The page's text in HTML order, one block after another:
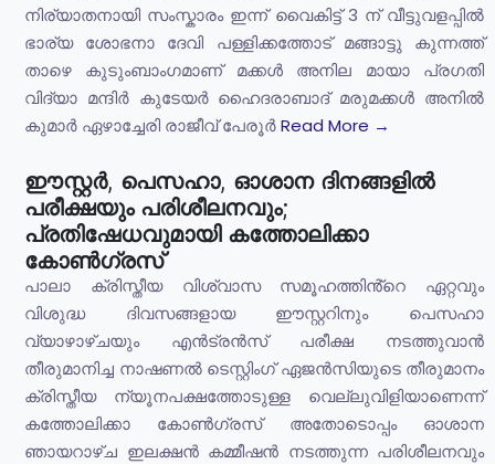
നിര്യാതനായി സംസ്കാരം ഇന്ന് വൈകിട്ട് 3 ന് വീട്ടുവളപ്പിൽ
ഭാര്യ ശോഭനാ ദേവി പള്ളിക്കത്തോട് മങ്ങാട്ടു കുന്നത്ത്
താഴെ കുടുംബാംഗമാണ് മക്കൾ അനില മായാ പ്രഗതി
വിദ്യാ മന്ദിർ കുടേയർ ഹൈദരാബാദ് മരുമക്കൾ അനിൽ
കുമാർ ഏഴാച്ചേരി രാജീവ് പേരൂർRead More →
ഈസ്റ്റർ, പെസഹാ, ഓശാന ദിനങ്ങളിൽ
പരീക്ഷയും പരിശീലനവും;
പ്രതിഷേധവുമായി കത്തോലിക്കാ
കോൺഗ്രസ്
പാലാ ക്രിസ്തീയ വിശ്വാസ സമൂഹത്തിൻ്റെ ഏറ്റവും
വിശുദ്ധ ദിവസങ്ങളായ ഈസ്റ്ററിനും പെസഹാ
വ്യാഴാഴ്ചയും എൻട്രൻസ് പരീക്ഷ നടത്തുവാൻ
തീരുമാനിച്ച നാഷണൽ ടെസ്റ്റിംഗ് ഏജൻസിയുടെ തീരുമാനം
ക്രിസ്തീയ ന്യൂനപക്ഷത്തോടുള്ള വെല്ലുവിളിയാണെന്ന്
കത്തോലിക്കാ കോൺഗ്രസ് അതോടൊപ്പം ഓശാന
ഞായറാഴ്ച ഇലക്ഷൻ കമ്മീഷൻ നടത്തുന്ന പരിശീലനവും